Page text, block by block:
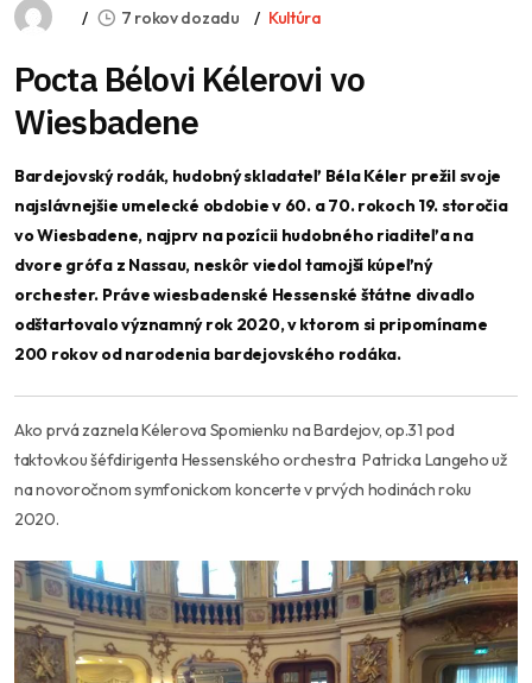
7 rokov dozadu Kultúra
Pocta Bélovi Kélerovi vo
Wiesbadene
Bardejovský rodák, hudobný skladateľ Béla Kéler prežil svoje
najslávnejšie umelecké obdobie v 60. a 70. rokoch 19. storočia
vo Wiesbadene, najprv na pozícii hudobného riaditeľa na
dvore grófa z Nassau, neskôr viedol tamojší kúpeľný
orchester. Práve wiesbadenské Hessenské štátne divadlo
odštartovalo významný rok 2020, v ktorom si pripomíname
200 rokov od narodenia bardejovského rodáka.
Ako prvá zaznela Kélerova Spomienku na Bardejov, op.31 pod
taktovkou šéfdirigenta Hessenského orchestra Patricka Langeho už
na novoročnom symfonickom koncerte v prvých hodinách roku
2020.